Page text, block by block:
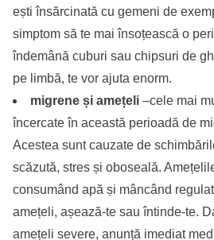
ești însărcinată cu gemeni de
simptom să te mai însoțească o
îndemână cuburi sau chipsuri de
pe limbă, te vor ajuta enorm.
migrene și amețeli –cele mai
încercate în această perioadă de
Acestea sunt cauzate de
scăzută, stres și oboseală.
consumând apă și mâncând
amețeli, așează-te sau întinde-te.
amețeli severe, anunță imediat